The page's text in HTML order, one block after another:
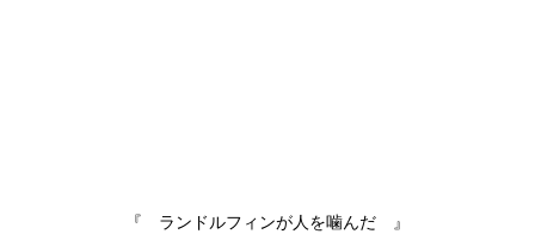
『 ランドルフィンが人を噛んだ 』